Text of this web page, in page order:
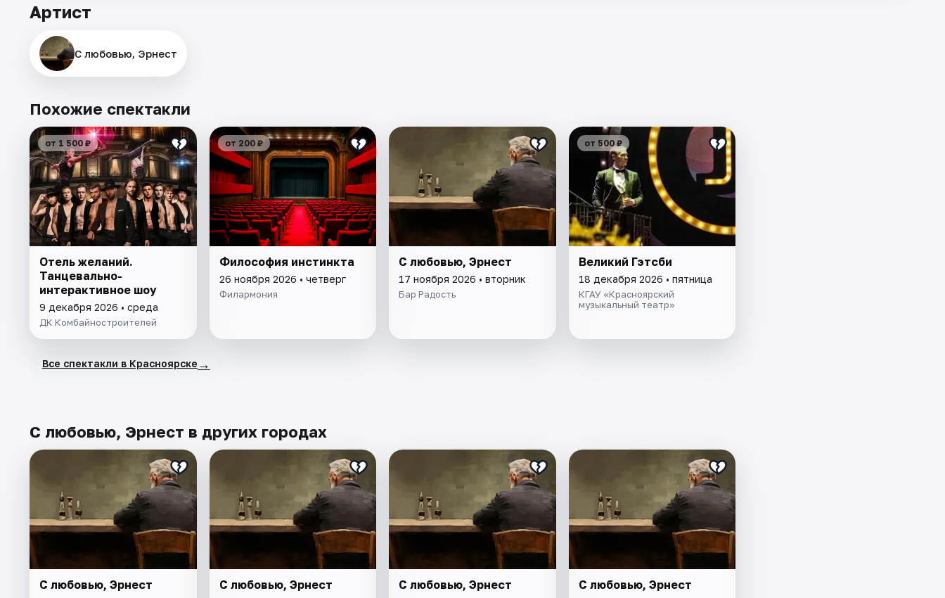
Артист
С любовью, Эрнест
Похожие спектакли
от 1 500 ₽
Отель желаний.
Танцевально-
интерактивное шоу
9 декабря 2026 • среда
ДК Комбайностроителей
от 200 ₽
Философия инстинкта
26 ноября 2026 • четверг
Филармония
С любовью, Эрнест
17 ноября 2026 • вторник
Бар Радость
от 500 ₽
Великий Гэтсби
18 декабря 2026 • пятница
КГАУ «Красноярский
музыкальный театр»
Все спектакли в Красноярске →
С любовью, Эрнест в других городах
С любовью, Эрнест С любовью, Эрнест С любовью, Эрнест С любовью, Эрнест